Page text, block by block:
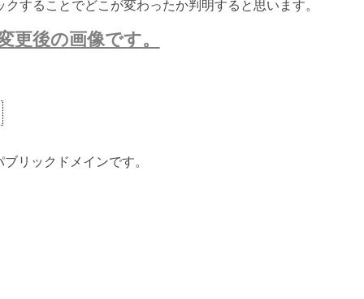
することでどこが変わったか判明すると思います。
更後の画像です。
リックドメインです。